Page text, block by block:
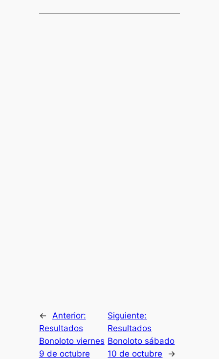
←
Anterior:
Resultados
Bonoloto viernes
9 de octubre
Siguiente:
Resultados
Bonoloto sábado
10 de octubre
→